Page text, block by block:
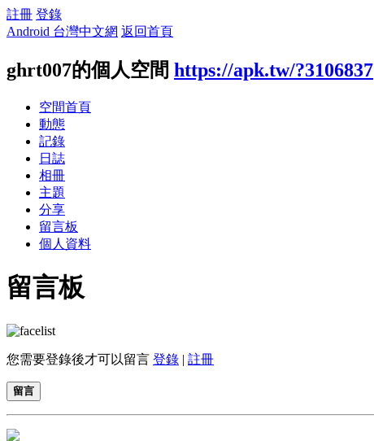
註冊 登錄
Android 台灣中文網 返回首頁
ghrt007的個人空間 https://apk.tw/?3106837
空間首頁
動態
記錄
日誌
相冊
主題
分享
留言板
個人資料
留言板
您需要登錄後才可以留言 登錄 | 註冊
留言